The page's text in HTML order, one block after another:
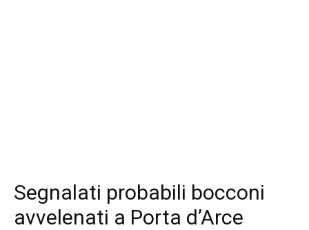
Segnalati probabili bocconi
avvelenati a Porta d’Arce